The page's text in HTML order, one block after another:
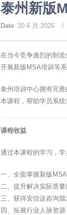
泰州新版
Date 30 6 月 2026 /
在当今竞争激烈的制
开展新版MSA培训等
泰州培训中心拥有完
本课程，帮助学员系
课程收益
通过本课程的学习，
一、全面掌握新版
二、提升解决实际质
三、获得安信达咨询
四、拓展行业人脉资